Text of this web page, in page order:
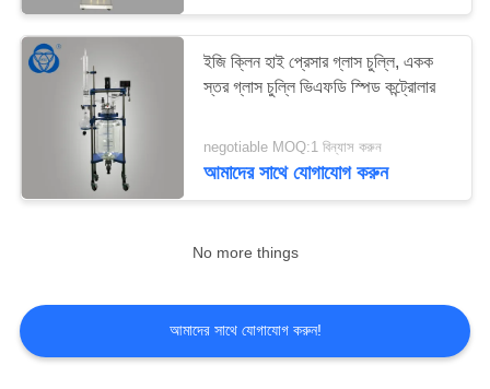
জ্যাকেটেড গ্লাস ভেসেল
ইজি ক্লিন হাই প্রেসার গ্লাস চুল্লি, একক
স্তর গ্লাস চুল্লি ভিএফডি স্পিড কন্ট্রোলার
negotiable MOQ:1 বিন্যাস করুন
আমাদের সাথে যোগাযোগ করুন
No more things
আমাদের সাথে যোগাযোগ করুন!